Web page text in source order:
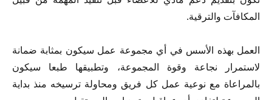
المكافآت والترقية.
العمل بهذه الأسس في أي مجموعة عمل سيكون بمثابة ضمانة
لاستمرار نجاعة وقوة المجموعة، وتطبيقها طبعا سيكون
بالمراعاة مع نوعية عمل كل فريق ومحاولة ترسيخه منذ بداية